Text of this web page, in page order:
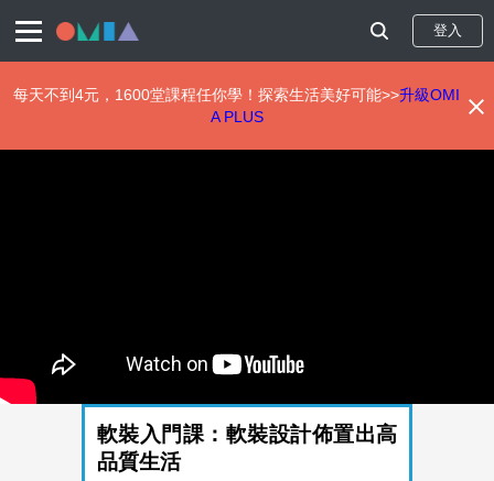
登入
每天不到4元，1600堂課程任你學！探索生活美好可能>>升級OMI
A PLUS
軟裝入門課：軟裝設計佈置出高
品質生活